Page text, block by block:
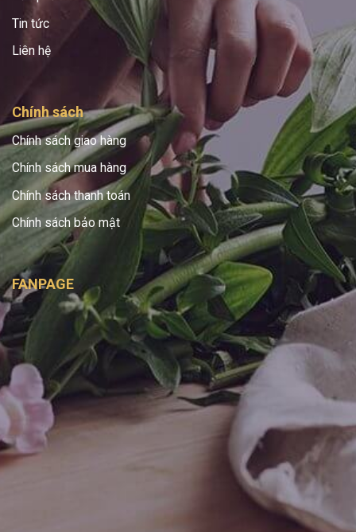
Tin tức
Liên hệ
Chính sách
Chính sách giao hàng
Chính sách mua hàng
Chính sách thanh toán
Chính sách bảo mật
FANPAGE